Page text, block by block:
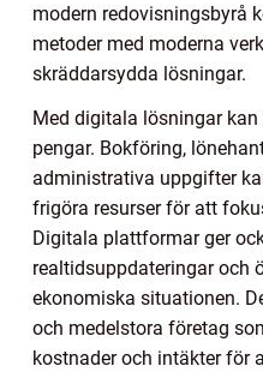
modern redovisningsbyrå
metoder med moderna
skräddarsydda lösningar.
Med digitala lösningar
pengar. Bokföring,
administrativa uppgifter
frigöra resurser för att
Digitala plattformar ger
realtidsuppdateringar och
ekonomiska situationen.
och medelstora företag
kostnader och intäkter för